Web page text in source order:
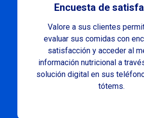
Encuesta de
Valore a sus clientes
evaluar sus comidas con
satisfacción y acceder al
información nutricional a
solución digital en sus
tótems.